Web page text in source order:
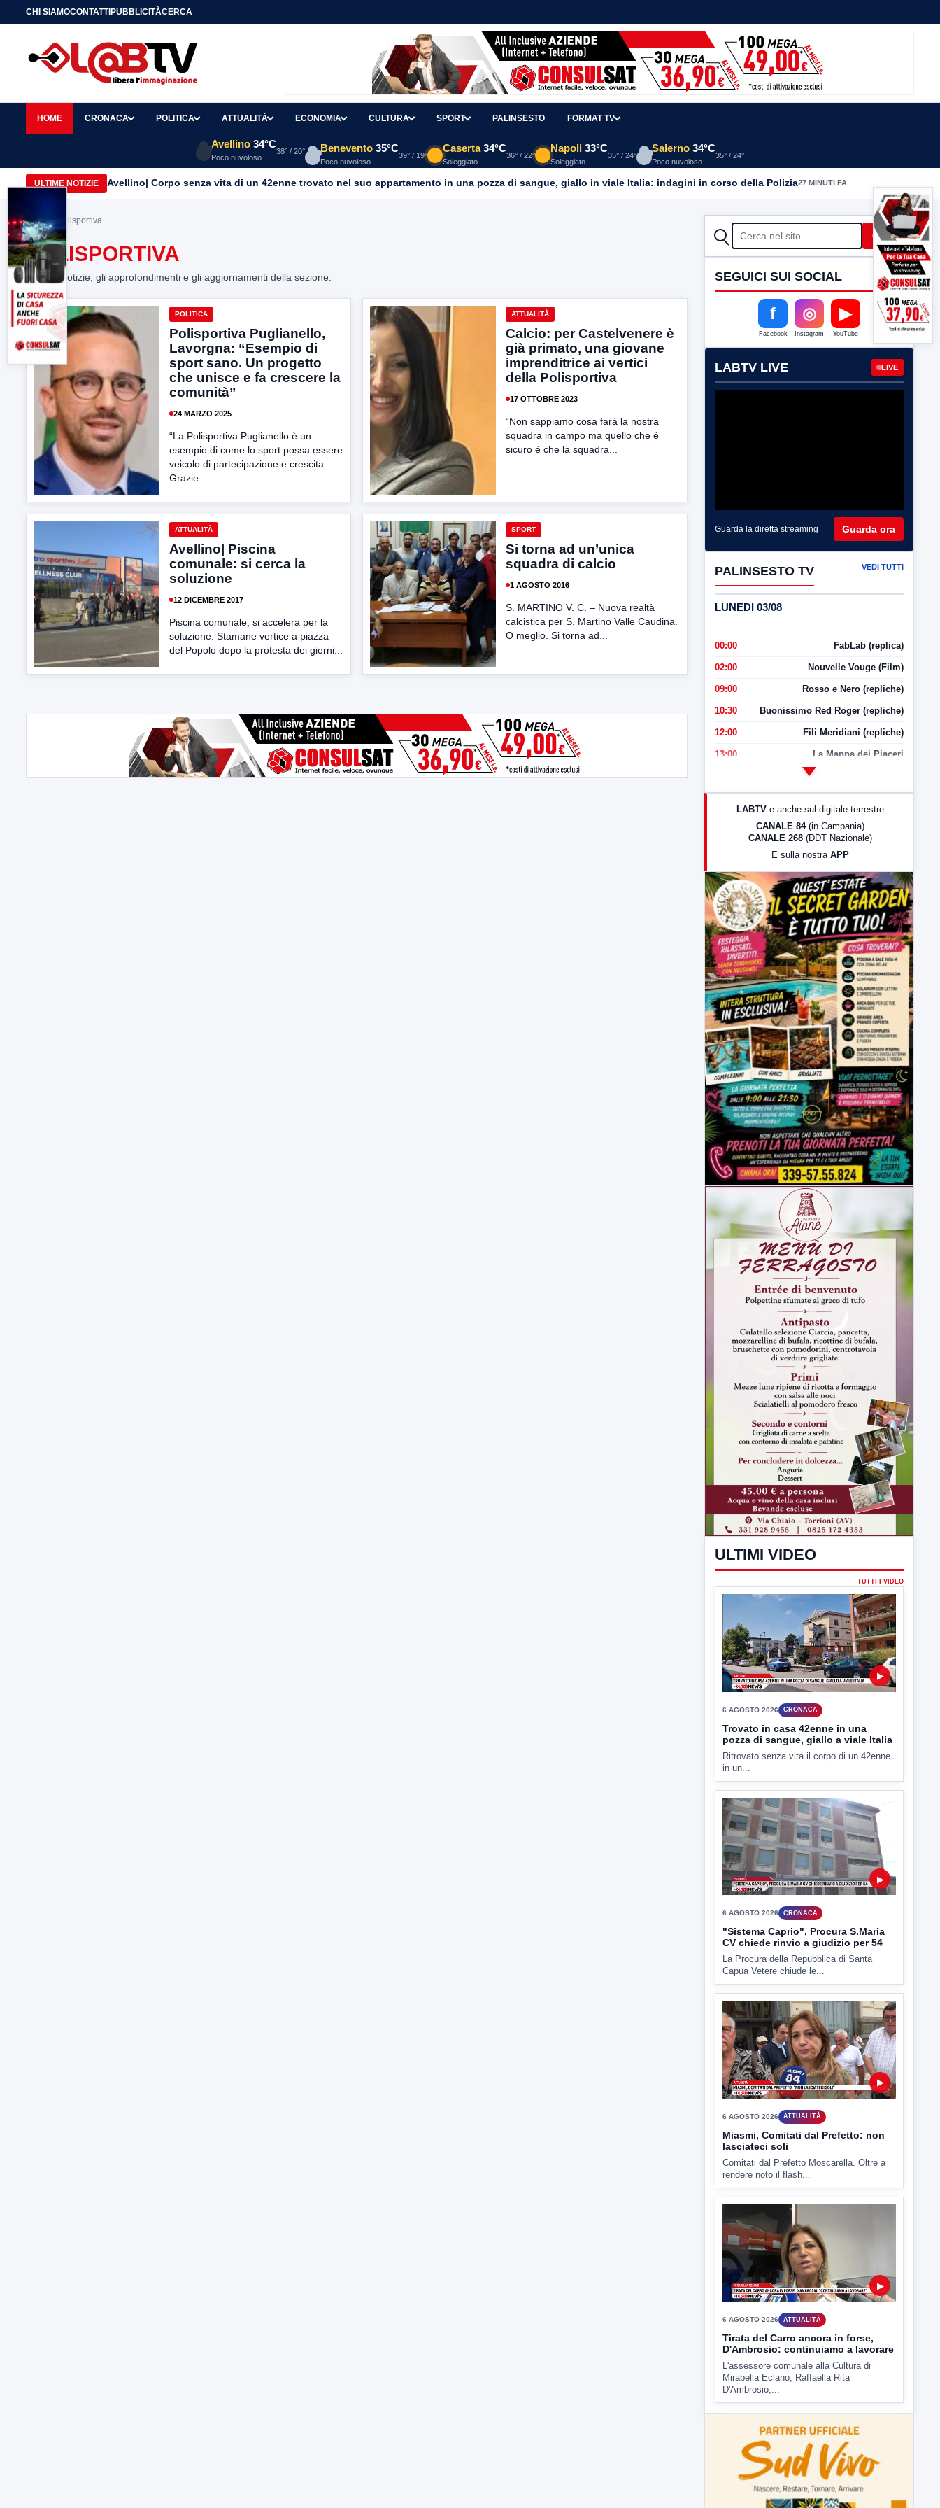
CHI SIAMOCONTATTIPUBBLICITÀCERCA
HOME CRONACA POLITICA ATTUALITÀ ECONOMIA CULTURA SPORT PALINSESTO FORMAT TV
Avellino 34°C
Poco nuvoloso
38° / 20° Benevento 35°C
Poco nuvoloso
39° / 19°
Caserta 34°C
Soleggiato
36° / 22°
Napoli 33°C
Soleggiato
35° / 24°
Salerno 34°C
Poco nuvoloso
35° / 24°
ULTIME NOTIZIE Avellino| Corpo senza vita di un 42enne trovato nel suo appartamento in una pozza di sangue, giallo in viale Italia: indagini in corso della Polizia27 MINUTI FA
Home> polisportiva
POLISPORTIVA
Tutte le notizie, gli approfondimenti e gli aggiornamenti della sezione.
POLITICA
Polisportiva Puglianello,
Lavorgna: “Esempio di
sport sano. Un progetto
che unisce e fa crescere la
comunità”
24 MARZO 2025
“La Polisportiva Puglianello è un
esempio di come lo sport possa essere
veicolo di partecipazione e crescita.
Grazie...
ATTUALITÀ
Calcio: per Castelvenere è
già primato, una giovane
imprenditrice ai vertici
della Polisportiva
17 OTTOBRE 2023
“Non sappiamo cosa farà la nostra
squadra in campo ma quello che è
sicuro è che la squadra...
ATTUALITÀ
Avellino| Piscina
comunale: si cerca la
soluzione
12 DICEMBRE 2017
Piscina comunale, si accelera per la
soluzione. Stamane vertice a piazza
del Popolo dopo la protesta dei giorni...
SPORT
Si torna ad un’unica
squadra di calcio
1 AGOSTO 2016
S. MARTINO V. C. – Nuova realtà
calcistica per S. Martino Valle Caudina.
O meglio. Si torna ad...
CERCA Cerca
SEGUICI SUI SOCIAL
f
Facebook
◎
Instagram
▶
YouTube
LABTV LIVE LIVE
Guarda la diretta streaming Guarda ora
PALINSESTO TV VEDI TUTTI
LUNEDI 03/08
00:00 FabLab (replica)
02:00 Nouvelle Vouge (Film)
09:00 Rosso e Nero (repliche)
10:30 Buonissimo Red Roger (repliche)
12:00 Fili Meridiani (repliche)
13:00 La Mappa dei Piaceri
LabNews (Diretta)
23:00 LabNews (replica)
LABTV e anche sul digitale terrestre
CANALE 84 (in Campania)
CANALE 268 (DDT Nazionale)
E sulla nostra APP
ULTIMI VIDEO
TUTTI I VIDEO
▶
6 AGOSTO 2026 CRONACA
Trovato in casa 42enne in una
Ritrovato senza vita il corpo di un 42enne
in un...
▶
CRONACA
"Sistema Caprio", Procura S.Maria
CV chiede rinvio a giudizio per 54
La Procura della Repubblica di Santa
▶
ATTUALITÀ
Miasmi, Comitati dal Prefetto: non
Comitati dal Prefetto Moscarella. Oltre a
▶
ATTUALITÀ
Tirata del Carro ancora in forse,
L'assessore comunale alla Cultura di
D'Ambrosio,...